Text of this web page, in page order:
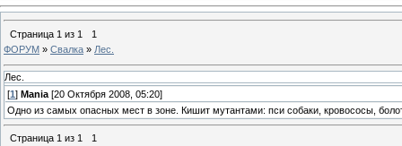
Страница 1 из 1
1
ФОРУМ » Свалка » Лес.
Лес.
[1 ] Mania [20 Октября 2008, 05:20]
Одно из самых опасных мест в зоне. Кишит мутантами: пси собаки, кровососы,
Страница 1 из 1 1